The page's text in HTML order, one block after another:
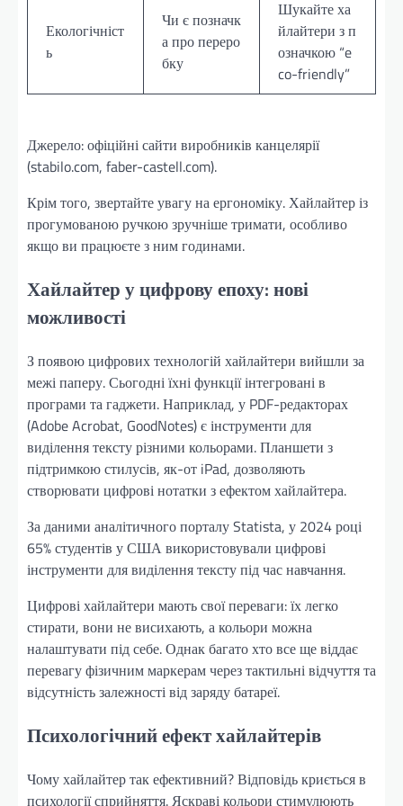
Екологічніст
ь
Чи є позначк
а про переро
бку
Шукайте ха
йлайтери з п
означкою “e
co-friendly”
Джерело: офіційні сайти виробників канцелярії
(stabilo.com, faber-castell.com).
Крім того, звертайте увагу на ергономіку. Хайлайтер із
прогумованою ручкою зручніше тримати, особливо
якщо ви працюєте з ним годинами.
Хайлайтер у цифрову епоху: нові
можливості
З появою цифрових технологій хайлайтери вийшли за
межі паперу. Сьогодні їхні функції інтегровані в
програми та гаджети. Наприклад, у PDF-редакторах
(Adobe Acrobat, GoodNotes) є інструменти для
виділення тексту різними кольорами. Планшети з
підтримкою стилусів, як-от iPad, дозволяють
створювати цифрові нотатки з ефектом хайлайтера.
За даними аналітичного порталу Statista, у 2024 році
65% студентів у США використовували цифрові
інструменти для виділення тексту під час навчання.
Цифрові хайлайтери мають свої переваги: їх легко
стирати, вони не висихають, а кольори можна
налаштувати під себе. Однак багато хто все ще віддає
перевагу фізичним маркерам через тактильні відчуття та
відсутність залежності від заряду батареї.
Психологічний ефект хайлайтерів
Чому хайлайтер так ефективний? Відповідь криється в
психології сприйняття. Яскраві кольори стимулюють